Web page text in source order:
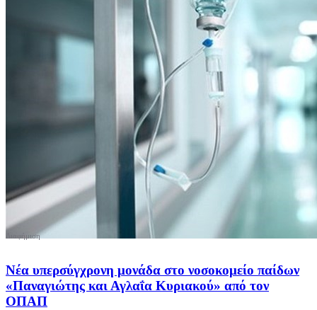
Νέα υπερσύγχρονη μονάδα στο νοσοκομείο παίδων
«Παναγιώτης και Αγλαΐα Κυριακού» από τον
ΟΠΑΠ